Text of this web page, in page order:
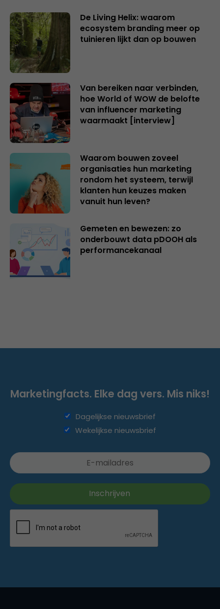
De Living Helix: waarom
ecosystem branding meer op
tuinieren lijkt dan op bouwen
Van bereiken naar verbinden,
hoe World of WOW de belofte
van influencer marketing
waarmaakt [interview]
Waarom bouwen zoveel
organisaties hun marketing
rondom het systeem, terwijl
klanten hun keuzes maken
vanuit hun leven?
Gemeten en bewezen: zo
onderbouwt data pDOOH als
performancekanaal
Marketingfacts. Elke dag vers. Mis niks!
Dagelijkse nieuwsbrief
Wekelijkse nieuwsbrief